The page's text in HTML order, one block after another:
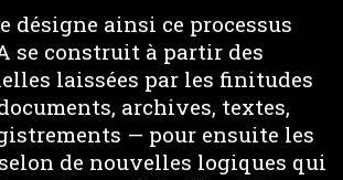
désigne ainsi ce processus
se construit à partir des
laissées par les finitudes
archives, textes,
— pour ensuite les
de nouvelles logiques qui